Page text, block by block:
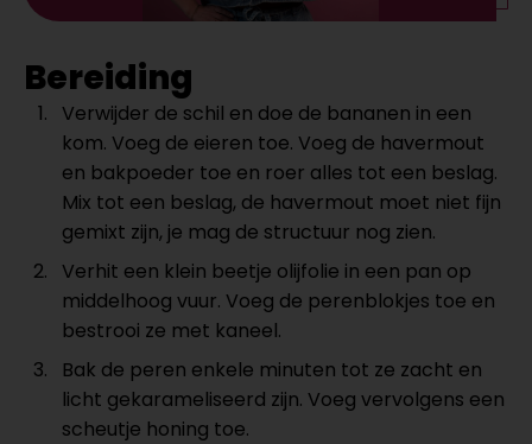
Bereiding
Verwijder de schil en doe de bananen in een
kom. Voeg de eieren toe. Voeg de havermout
en bakpoeder toe en roer alles tot een beslag.
Mix tot een beslag, de havermout moet niet fijn
gemixt zijn, je mag de structuur nog zien.
Verhit een klein beetje olijfolie in een pan op
middelhoog vuur. Voeg de perenblokjes toe en
bestrooi ze met kaneel.
Bak de peren enkele minuten tot ze zacht en
licht gekarameliseerd zijn. Voeg vervolgens een
scheutje honing toe.